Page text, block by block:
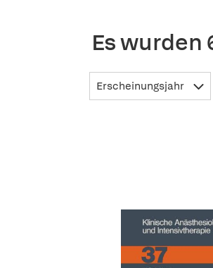
Es wurden
Erscheinungsjahr